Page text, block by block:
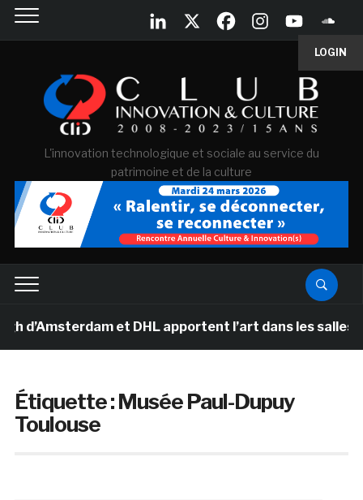
LOGIN
L'innovation technologique et sociale au service du
patrimoine et de la culture
et DHL apportent l’art dans les salles de
Étiquette :Musée Paul-Dupuy
Toulouse